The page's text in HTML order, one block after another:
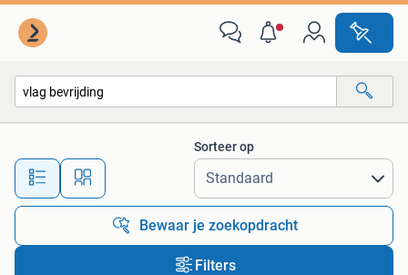
Alle afstanden…
Sorteer op
Bewaar je zoekopdracht
Filters